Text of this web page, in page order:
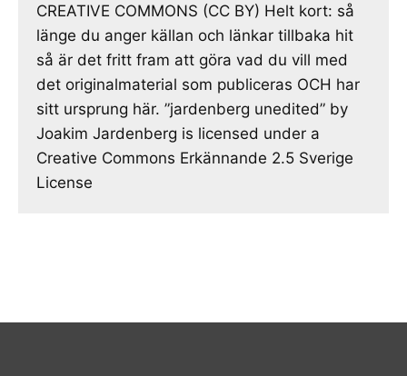
CREATIVE COMMONS (CC BY) Helt kort: så
länge du anger källan och länkar tillbaka hit
så är det fritt fram att göra vad du vill med
det originalmaterial som publiceras OCH har
sitt ursprung här. ”jardenberg unedited” by
Joakim Jardenberg is licensed under a
Creative Commons Erkännande 2.5 Sverige
License